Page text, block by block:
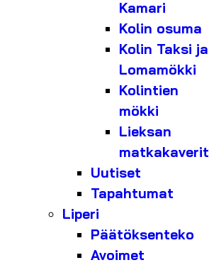
Kamari
Kolin osuma
Kolin Taksi ja
Lomamökki
Kolintien
mökki
Lieksan
matkakaverit
Uutiset
Tapahtumat
Liperi
Päätöksenteko
Avoimet